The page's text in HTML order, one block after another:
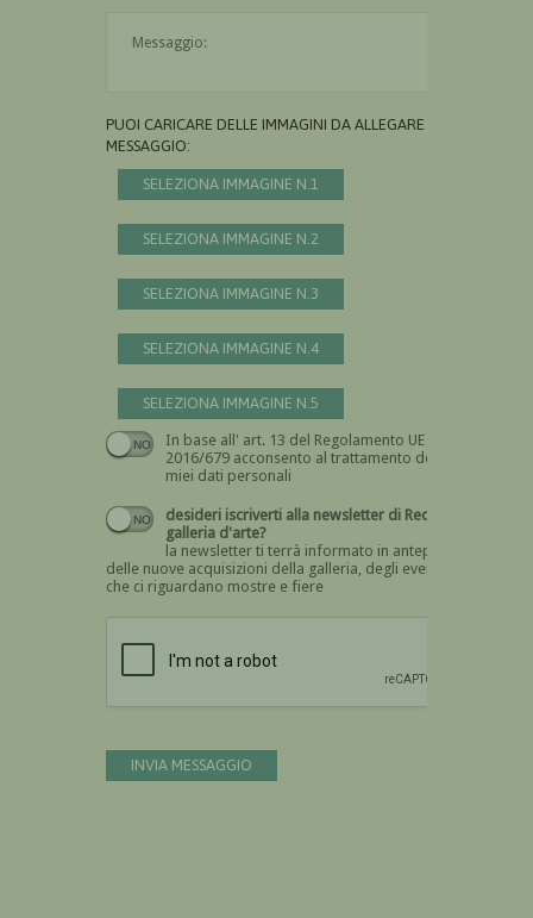
PUOI CARICARE DELLE IMMAGINI DA ALLEGARE AL
MESSAGGIO:
SELEZIONA IMMAGINE N.1
SELEZIONA IMMAGINE N.2
SELEZIONA IMMAGINE N.3
SELEZIONA IMMAGINE N.4
SELEZIONA IMMAGINE N.5
In base all' art. 13 del Regolamento UE n.
2016/679 acconsento al trattamento dei
miei dati personali
Devi dare il consenso
desideri iscriverti alla newsletter di Recta
galleria d'arte?
la newsletter ti terrà informato in anteprima
delle nuove acquisizioni della galleria, degli eventi
che ci riguardano mostre e fiere
INVIA MESSAGGIO